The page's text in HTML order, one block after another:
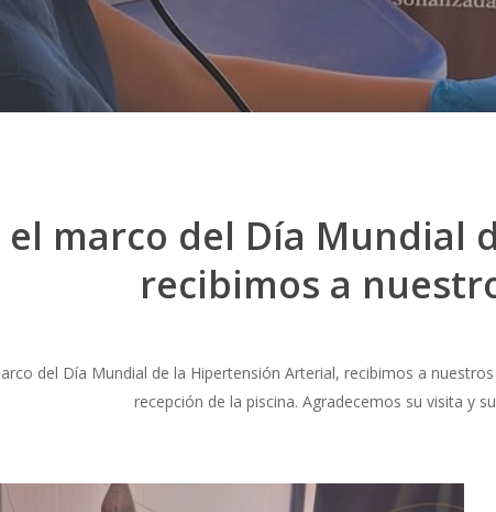
el marco del Día Mundial
recibimos a
del Día Mundial de la Hipertensión Arterial, recibimos a
recepción de la piscina. Agradecemos su visita y